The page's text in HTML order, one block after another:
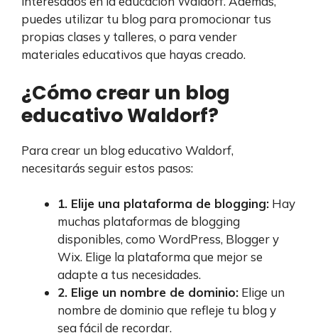
puedes utilizar tu blog para promocionar tus
propias clases y talleres, o para vender
materiales educativos que hayas creado.
¿Cómo crear un blog
educativo Waldorf?
Para crear un blog educativo Waldorf,
necesitarás seguir estos pasos:
1. Elije una plataforma de blogging: Hay
muchas plataformas de blogging
disponibles, como WordPress, Blogger y
Wix. Elige la plataforma que mejor se
adapte a tus necesidades.
2. Elige un nombre de dominio: Elige un
nombre de dominio que refleje tu blog y
sea fácil de recordar.